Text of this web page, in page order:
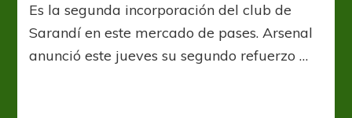
anunció
la
de
Es la segunda incorporación del club de
Sarandí en este mercado de pases. Arsenal
anunció este jueves su segundo refuerzo …